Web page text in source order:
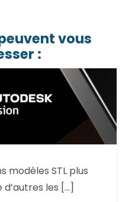
vous
:
– Par
du maillage
modèles STL plus
les [...]